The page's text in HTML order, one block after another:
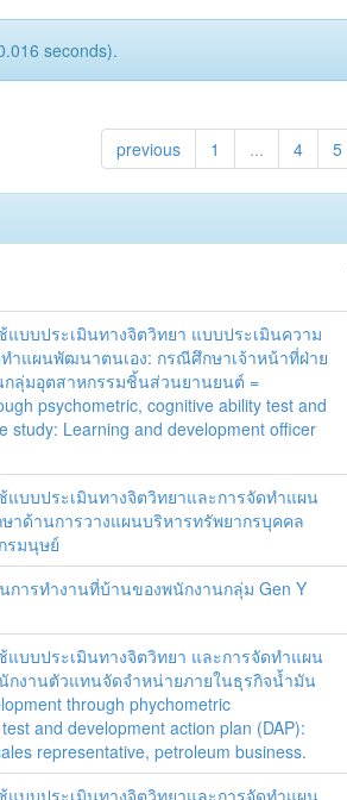
seconds).
previous 1 ... 4 5
บบประเมินทางจิตวิทยา แบบประเมินความ
ำแผนพัฒนาตนเอง: กรณีศึกษาเจ้าหน้าที่ฝ่าย
ลุ่มอุตสาหกรรมชิ้นส่วนยานยนต์ =
psychometric, cognitive ability test and
study: Learning and development officer
บบประเมินทางจิตวิทยาและการจัดทำแผน
ด้านการวางแผนบริหารทรัพยากรบุคคล
รมนุษย์
การทำงานที่บ้านของพนักงานกลุ่ม Gen Y
บบประเมินทางจิตวิทยา และการจัดทำแผน
งานตัวแทนจัดจำหน่ายภายในธุรกิจน้ำมัน
through phychometric
and development action plan (DAP):
representative, petroleum business.
บบประเมินทางจิตวิทยาและการจัดทำแผน